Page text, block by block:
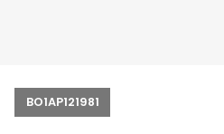
BO1AP121981